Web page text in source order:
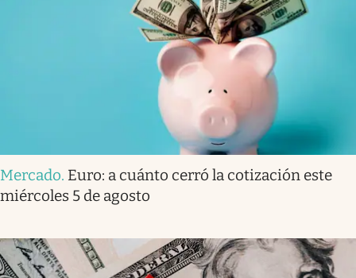
Mercado. Euro: a cuánto cerró la cotización este
miércoles 5 de agosto